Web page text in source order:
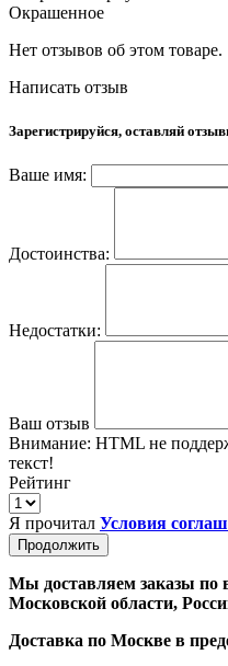
Окрашенное
Нет отзывов об этом товаре.
Написать отзыв
Зарегистрируйся, оставляй
Ваше имя:
Достоинства:
Недостатки:
Ваш отзыв
Внимание: HTML не
текст!
Рейтинг
Я прочитал Условия
Продолжить
Мы доставляем заказы по
Московской области,
Доставка по Москве в